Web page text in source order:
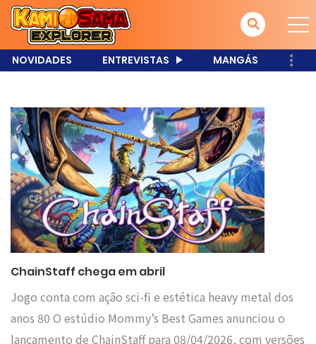
NOVIDADES ENTREVISTAS MANGÁS
ChainStaff chega em abril
Jogo conta com ação sci-fi e estética heavy metal dos
anos 80 O estúdio Mommy’s Best Games anunciou o
lançamento de ChainStaff para 08/04/2026, com versões